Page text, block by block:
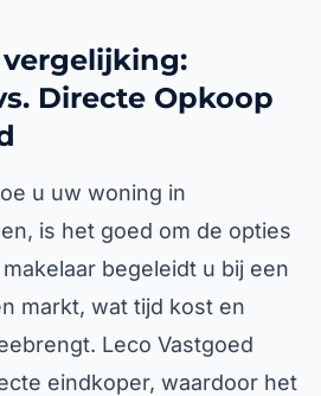
Directe Opkoop
u uw woning in
is het goed om de opties
begeleidt u bij een
markt, wat tijd kost en
Leco Vastgoed
eindkoper, waardoor het